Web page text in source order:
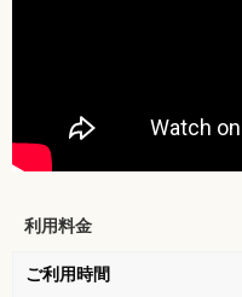
利用料金
ご利用時間